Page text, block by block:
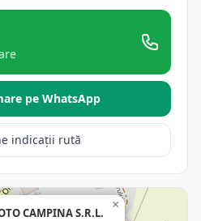
pe WhatsApp
indicații rută
CAMPINA S.R.L.
×